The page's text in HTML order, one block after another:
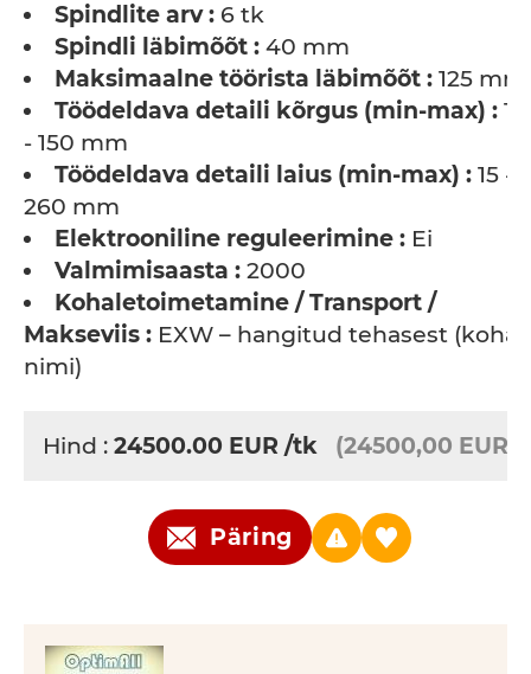
Spindlite arv : 6 tk
Spindli läbimõõt : 40 mm
Maksimaalne töörista läbimõõt : 125 mm
Töödeldava detaili kõrgus (min-max) : 10
- 150 mm
Töödeldava detaili laius (min-max) : 15 -
260 mm
Elektrooniline reguleerimine : Ei
Valmimisaasta : 2000
Kohaletoimetamine / Transport /
Makseviis : EXW – hangitud tehasest (koha
nimi)
Hind : 24500.00 EUR /tk (24500,00 EUR)
Päring